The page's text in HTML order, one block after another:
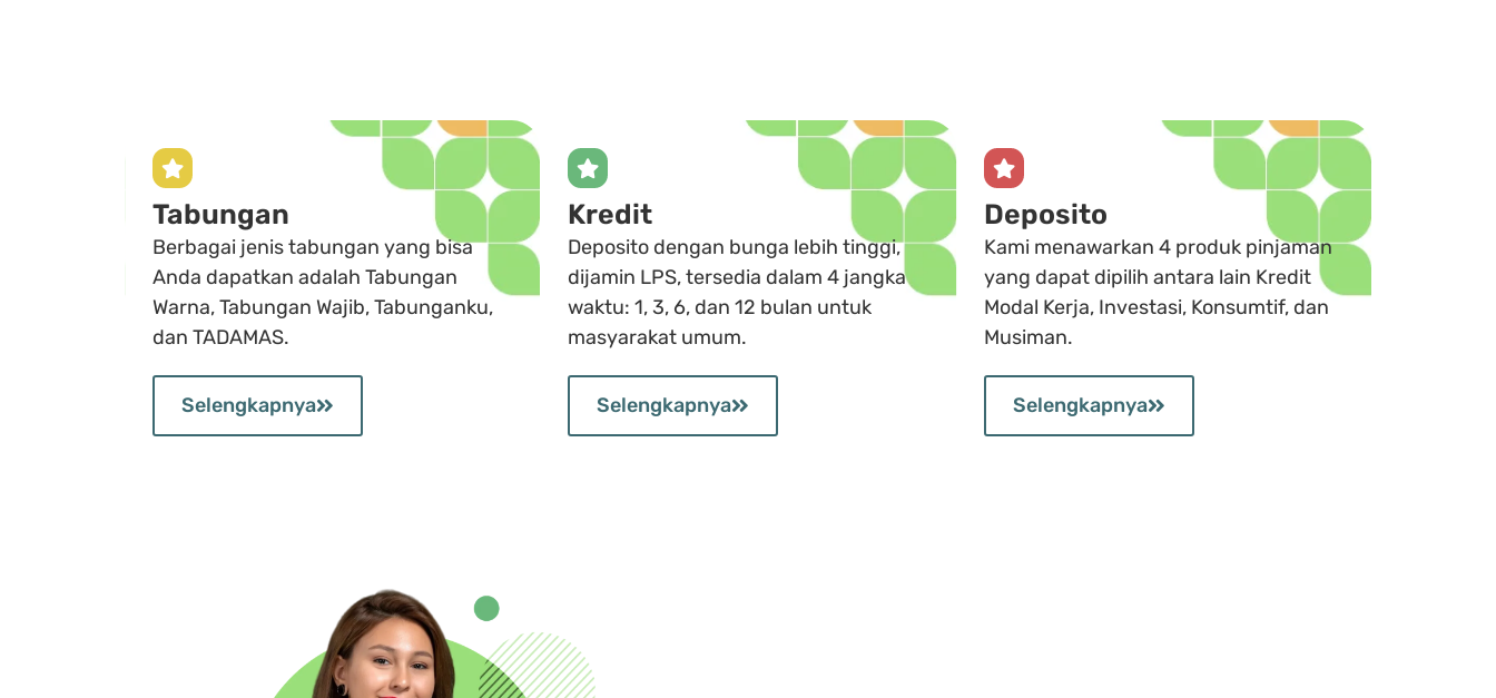
Tabungan
Berbagai jenis tabungan yang bisa
Anda dapatkan adalah Tabungan
Warna, Tabungan Wajib, Tabunganku,
dan TADAMAS.
Selengkapnya
Kredit
Deposito dengan bunga lebih tinggi,
dijamin LPS, tersedia dalam 4 jangka
waktu: 1, 3, 6, dan 12 bulan untuk
masyarakat umum.
Selengkapnya
Deposito
Kami menawarkan 4 produk pinjaman
yang dapat dipilih antara lain Kredit
Modal Kerja, Investasi, Konsumtif, dan
Musiman.
Selengkapnya